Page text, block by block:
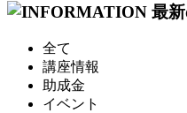
全て
講座情報
助成金
イベント